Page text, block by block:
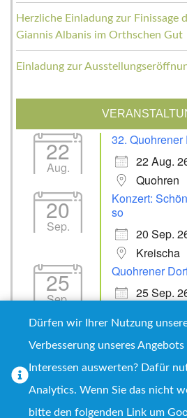
Herzliche Einladung zur Finissage
Giannis Albanis im Orthschen Gut
Einladung zur
22
Aug.
32. Quohrener
22 Aug.
Quohren
20
Sep.
Konzert:
so
20 Sep.
Kreischa
25
Sep.
Quohrener
25 Sep.
Copyright © 2026
Dürfen wir Ihrer Nutzung
Verbesserung unseres
Interessen auswerten? Dafür
Analytics. Wenn Sie das nicht
bitte den folgenden Link um